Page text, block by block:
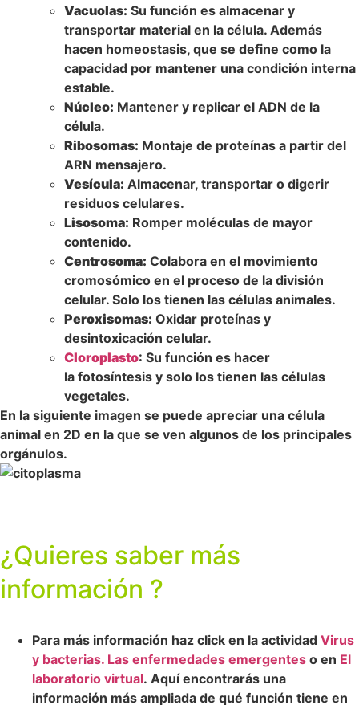
Vacuolas: Su función es almacenar y
transportar material en la célula. Además
hacen homeostasis, que se define como la
capacidad por mantener una condición interna
estable.
Núcleo: Mantener y replicar el ADN de la
célula.
Ribosomas: Montaje de proteínas a partir del
ARN mensajero.
Vesícula: Almacenar, transportar o digerir
residuos celulares.
Lisosoma: Romper moléculas de mayor
contenido.
Centrosoma: Colabora en el movimiento
cromosómico en el proceso de la división
celular. Solo los tienen las células animales.
Peroxisomas: Oxidar proteínas y
desintoxicación celular.
Cloroplasto: Su función es hacer
la fotosíntesis y solo los tienen las células
vegetales.
En la siguiente imagen se puede apreciar una célula
animal en 2D en la que se ven algunos de los principales
orgánulos.
¿Quieres saber más
información ?
Para más información haz click en la actividad Virus
y bacterias. Las enfermedades emergentes o en El
laboratorio virtual. Aquí encontrarás una
información más ampliada de qué función tiene en